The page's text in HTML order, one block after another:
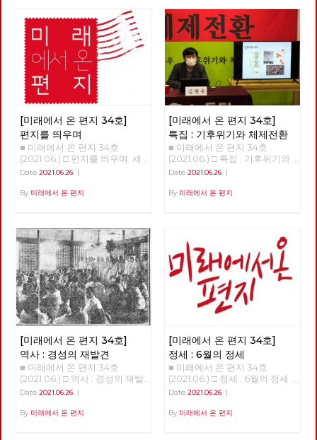
비트예술프로그램 '경계사진' 참
가자 10여 명이 모였다. 당 조직
에서 준비한 프로그램이었지만
참가자의 3분의 1은 문화예술위
원회 회원은물론 당원도 아닌 시
민이었다. 경계사진은 이후 2주
마다 서울둘레길 157km를 중심
으로 서울 경계의 숲과 마을을
함께 걸으며 사진으로 기록하기
시작한다. 그리고 수락산, 불암
산, 망우산, 아차산, 고덕산, 일자
산, 대모산, 구릉산, 우면산, 관악
산, 안양천, 봉산, 앵봉산, 북한산
을 거쳐 마침내 2021년 6월 20
일 출발지이자 종착지인 도봉산
에 이른다. 1년이 넘는 시간 동안
이어진 그 길과 사람의 기록을
했지만, 꾸준히 길을 이어갔다.
완주에는 총 23회의 출사에 13
개월이 걸렸다. 서울둘레길은 산
악마라톤 또는 트레일러닝 선수
가 달린다면 하루 만에 완주할
수 있는 구간이다. 하지만 경계
사진은 서울둘레길 만이 아니라
둘레길 주변의 문화와 역사까지
둘러 보며 걸었고, 이 때문에 실
제로는 더 많은 거리를 걸었다.
이를테면 수락산이나 불암산 구
간에서는 산기슭 마을의 골목길
도 함께 걸었고, 망우산이나 도
봉산 구간에서는 오기만, 함세
덕, 최서해, 이재유 그리고 전태
말에 출발한 경계사진의 길은 얼
차별에 찬성합니다 □ 포토에세
이 : 올려다보며 □ 편집후기 : 사
람을 만나다 ■ 편집위원 : 김석
정, 나도원, 안보영, 이용규, 적
야, 현린
[미래에서 온 편지 34호]
편지를 띄우며
■ 미래에서 온 편지 34호
(2021.06.) □ 편지를 띄우며 세
상을 바꾸기 위해서는 물론이고
도 중요한 정치적 시간이 지나고
보에 집중되고 있지만, 기성 정
치와 언론이 외면하는 가운데에
도 체제를 전환하기 위한 노동당
의 전진은 속속 결집하는 새로운
얼굴들과 함께 계속 이어지고 있
습니다. 6월 12일 열린 7기 3차
전국위원회는, 최근에 입당 또는
복당한 두 당원이 [평등한 공동
체를 위한 우리의 약속]과 [지구
살리기 생활 수칙]을 낭독하면
서 시작했습니다. 이 자리에서
당은, 당의 가까운 미래를 위해
정기 당대회 준비위원회를 구성
했고, 2022년 대통령선거와 지
방선거에 대한 기본방침을 채택
했습니다. 당대회는 전국의 대
의원들이 참석하는 당의 최고의
결기구로서, 정기 당대회의 경우
Date 2021.06.26 |
By 미래에서 온 편지
[미래에서 온 편지 34호]
특집 : 기후위기와 체제전환
■ 미래에서 온 편지 34호
(2021.06.) □ 특집 : 기후위기와
체제전환 기후위기와 체제전환
핑포인트 '1.5도 티핑포인트'라
면 임계점이 넘어가서 온난화와
기후 변화가 더욱 크게 일어날
수 있다는 것이다. 10만 년 전부
터 기후 변화의 폭을 보면 섭씨
평균 8~10도 정도다. 기온이 낮
을 때는 빙하기, 높을 때는 간빙
기라 하는데 지금은 간빙기보다
도 온도가 높다. 온도 변화에서
년 동안 변하는 것은 문제가 없
다. 그러나 산업혁명 이후 200
년 동안 1도가 변했다는 것은 생
태계에 대단한 충격이다. 10만
년 전부터 현생인류가 지구상에
살았다. 현생인류는 우리와 같은
유전자와 신체구조를 가지고 있
다. 수렵 채집 생활을 한 것은 머
Date 2021.06.26|
By 미래에서 온 편지
[미래에서 온 편지 34호]
역사 : 경성의 재발견
■ 미래에서 온 편지 34호
(2021.06.) □ 역사 : 경성의 재발
견 경성의 재발견 01 - 노동자의
고 합니다. [써니](2011), [건축학
Date 2021.06.26 |
By 미래에서 온 편지
[미래에서 온 편지 34호]
정세 : 6월의 정세
■ 미래에서 온 편지 34호
(2021.06.) □ 정세 : 6월의 정세
정세 (2) - ‘국가의 귀환’이 가리
작과 함께 번지기 시작한 코로나
Date 2021.06.26|
By 미래에서 온 편지